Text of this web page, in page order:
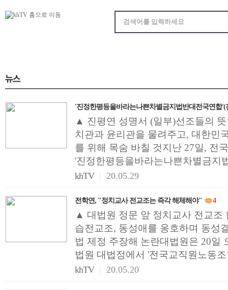
'진정한평등을바라는나쁜차별금지법반대전국연합
▲ 진평연 성명서 (일부)선조들의
치관과 윤리관을 물려주고, 대한민
를 위해 목숨 바칠 것지난 27일, 전
'진정한평등을바라는나쁜차별금지
khTV 20.05.29
전학연, "정치교사 전교조는 즉각 해체해야" 4
▲ 대법원 정문 앞 정치교사 전교조
습전교조, 동성애를 옹호하며 동성
법 제정 주장해 논란대법원은 20일
법원 대법정에서 '전국교직원노동
khTV 20.05.20